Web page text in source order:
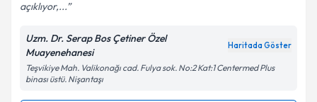
açıklıyor,...
Uzm. Dr. Serap Bos Çetiner Özel
Muayenehanesi
Haritada Göster
Teşvikiye Mah. Valikonağı cad. Fulya sok. No:2 Kat:1 Centermed Plus
binası üstü. Nişantaşı